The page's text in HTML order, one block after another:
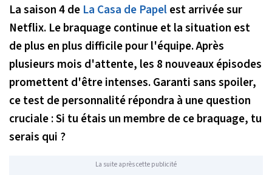
La saison 4 de La Casa de Papelest arrivée sur
Netflix. Le braquage continue et la situation est
de plus en plus difficile pour l'équipe. Après
plusieurs mois d'attente, les 8 nouveaux épisodes
promettent d'être intenses. Garanti sans spoiler,
ce test de personnalité répondra à une question
cruciale : Si tu étais un membre de ce braquage, tu
serais qui ?
La suite après cette publicité